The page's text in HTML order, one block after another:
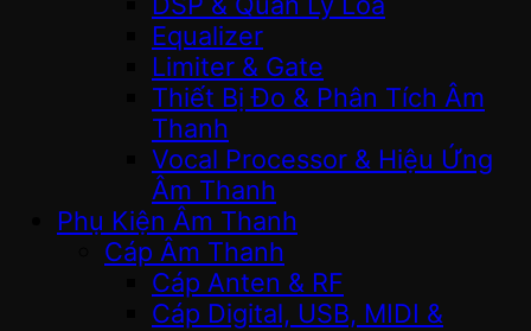
Equalizer
Limiter & Gate
Thiết Bị Đo & Phân Tích Âm
Thanh
Vocal Processor & Hiệu Ứng
Âm Thanh
Phụ Kiện Âm Thanh
Cáp Âm Thanh
Cáp Anten & RF
Cáp Digital, USB, MIDI &